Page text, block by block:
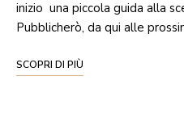
inizio una piccola guida alla
Pubblicherò, da qui alle
SCOPRI DI PIÙ